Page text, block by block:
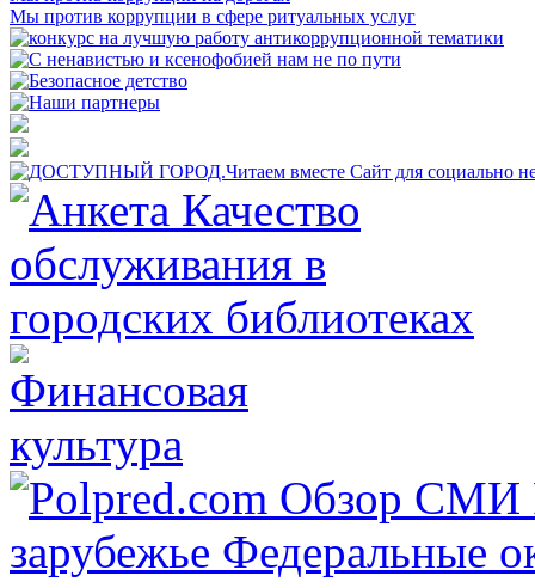
Мы против коррупции в сфере ритуальных услуг